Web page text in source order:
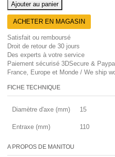
Ajouter au panier
ACHETER EN MAGASIN
Satisfait ou remboursé
Droit de retour de 30 jours
Des experts à votre service
Paiement sécurisé 3DSecure & Paypal
France, Europe et Monde / We ship
FICHE TECHNIQUE
Diamètre d'axe (mm) 15
Entraxe (mm) 110
A PROPOS DE MANITOU